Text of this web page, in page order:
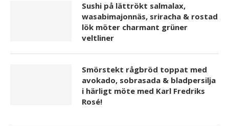
Sushi på lättrökt salmalax,
wasabimajonnäs, sriracha & rostad
lök möter charmant grüner
veltliner
Smörstekt rågbröd toppat med
avokado, sobrasada & bladpersilja
i härligt möte med Karl Fredriks
Rosé!